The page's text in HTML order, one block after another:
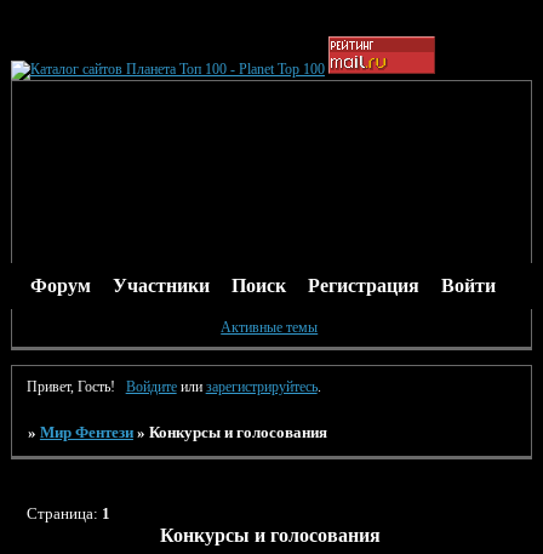
Форум Участники Поиск Регистрация Войти
Активные темы
Привет, Гость! Войдитеили зарегистрируйтесь.
» Мир Фентези » Конкурсы и голосования
Конкурсы и голосования
Страница: 1